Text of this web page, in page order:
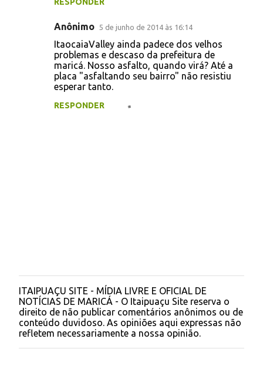
Anônimo 5 de junho de 2014 às 16:14
ItaocaiaValley ainda padece dos velhos
problemas e descaso da prefeitura de
maricá. Nosso asfalto, quando virá? Até a
placa "asfaltando seu bairro" não resistiu
esperar tanto.
RESPONDER
P
o
s
t
a
r
ITAIPUAÇU SITE - MÍDIA LIVRE E OFICIAL DE
NOTÍCIAS DE MARICÁ - O Itaipuaçu Site reserva o
direito de não publicar comentários anônimos ou de
conteúdo duvidoso. As opiniões aqui expressas não
refletem necessariamente a nossa opinião.